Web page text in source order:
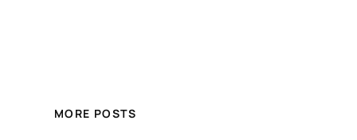
MORE POSTS